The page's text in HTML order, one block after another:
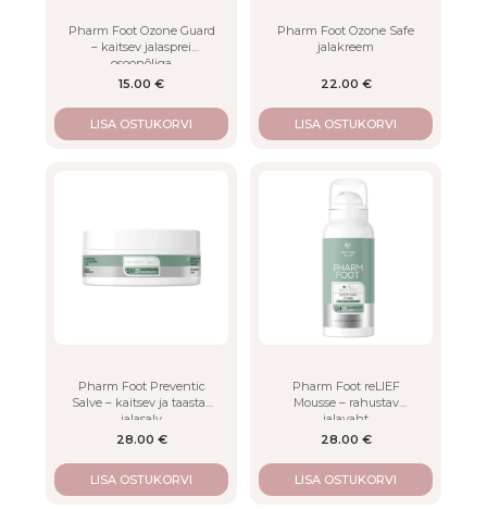
Pharm Foot Ozone Guard
– kaitsev jalasprei
osoonõliga
15.00 €
LISA OSTUKORVI
Pharm Foot Ozone Safe
jalakreem
22.00 €
LISA OSTUKORVI
Pharm Foot Preventic
Salve – kaitsev ja taastav
jalasalv
28.00 €
LISA OSTUKORVI
Pharm Foot reLIEF
Mousse – rahustav
jalavaht
28.00 €
LISA OSTUKORVI